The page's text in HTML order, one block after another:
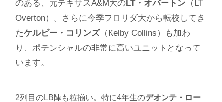
のある、元テキサスA&M大のLT・オバートン （LT
Overton）。さらに今季フロリダ大から転校してき
たケルビー・コリンズ（Kelby Collins）も加わ
り、ポテンシャルの非常に高いユニットとなって
います。
2列目のLB陣も粒揃い。特に4年生のデオンテ・ロー